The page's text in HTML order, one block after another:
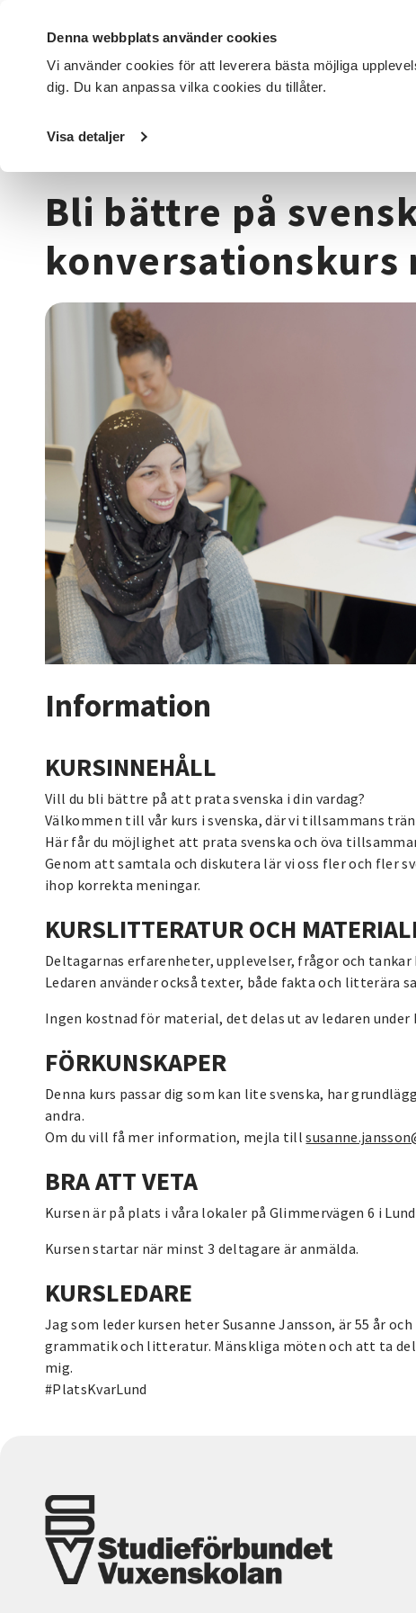
Denna webbplats använder cookies
Vi använder cookies för att leverera bästa möjliga
dig. Du kan anpassa vilka cookies du tillåter.
Visa detaljer
DET HÄR GÖR VI FÖR DIG SOM SÖK KURSER OCH
Startsida / Kurser och evenemang
Bli bättre på
konversationskurs
Information
KURSINNEHÅLL
Vill du bli bättre på att prata svenska i din vardag?
Välkommen till vår kurs i svenska, där vi tillsammans
Här får du möjlighet att prata svenska och öva
Genom att samtala och diskutera lär vi oss fler och fler
ihop korrekta meningar.
KURSLITTERATUR OCH
Deltagarnas erfarenheter, upplevelser, frågor och
Ledaren använder också texter, både fakta och litterära
Ingen kostnad för material, det delas ut av ledaren under
FÖRKUNSKAPER
Denna kurs passar dig som kan lite svenska, har
andra.
Om du vill få mer information, mejla till
BRA ATT VETA
Kursen är på plats i våra lokaler på Glimmervägen 6 i
Kursen startar när minst 3 deltagare är anmälda.
KURSLEDARE
Jag som leder kursen heter Susanne Jansson, är 55 år
grammatik och litteratur. Mänskliga möten och att ta
mig.
#PlatsKvarLund